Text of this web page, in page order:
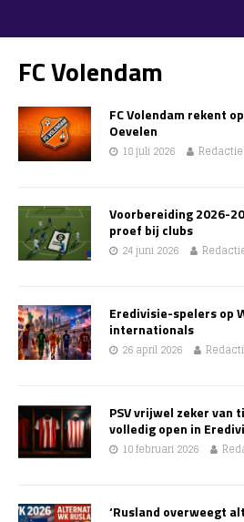
FC Volendam
FC Volendam rekent
Oevelen
18 juli 2026 Redactie
Voorbereiding 2026-
proef bij clubs
24 juni 2026
Eredivisie-spelers op
internationals
26 april 2026
PSV vrijwel zeker
volledig open in
10 februari 2026
‘Rusland overweegt